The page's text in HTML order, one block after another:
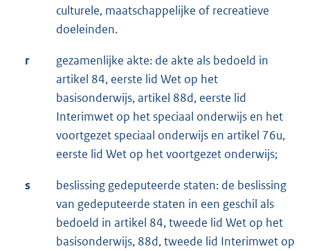
culturele, maatschappelijke of recreatieve
doeleinden.
r
gezamenlijke akte: de akte als bedoeld in
artikel 84, eerste lid Wet op het
basisonderwijs, artikel 88d, eerste lid
Interimwet op het speciaal onderwijs en het
voortgezet speciaal onderwijs en artikel 76u,
eerste lid Wet op het voortgezet onderwijs;
s
beslissing gedeputeerde staten: de beslissing
van gedeputeerde staten in een geschil als
bedoeld in artikel 84, tweede lid Wet op het
basisonderwijs, 88d, tweede lid Interimwet op